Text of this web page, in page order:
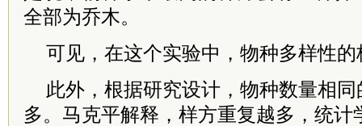
全部为乔木。
可见，在这个实验中，物种多样性
此外，根据研究设计，物种数量相
多。马克平解释，样方重复越多，统计